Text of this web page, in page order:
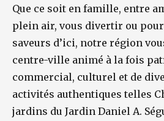
Que ce soit en famille, entre
plein air, vous divertir ou
saveurs d’ici, notre région
centre-ville animé à la fois
commercial, culturel et de
activités authentiques telles
jardins du Jardin Daniel A.